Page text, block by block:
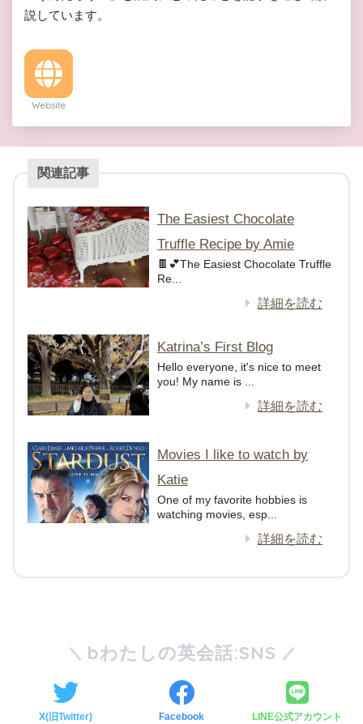
説しています。
Website
関連記事
The Easiest Chocolate
Truffle Recipe by Amie
🍫💕The Easiest Chocolate Truffle
Re...
詳細を読む
Katrina’s First Blog
Hello everyone, it's nice to meet
you! My name is ...
詳細を読む
Movies I like to watch by
Katie
One of my favorite hobbies is
watching movies, esp...
詳細を読む
bわたしの英会話:SNS
X(旧Twitter) Facebook LINE公式アカウント